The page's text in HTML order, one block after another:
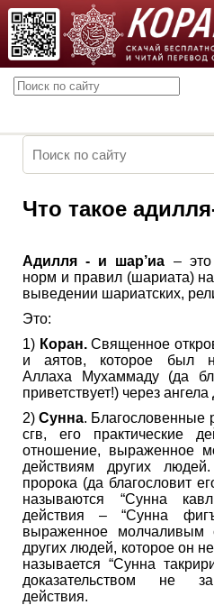
Что такое
Адилля - и шар’иа – это
норм и правил (шариата)
выведении шариатских,
Это:
1) Коран.Священное
и аятов, которое был
Аллаха Мухаммаду (да
приветствует!) через
2)Сунна. Благословенные
сгв, его практические
отношение, выраженное
действиям других
пророка (да благословит
называются “Сунна
действия – “Сунна
выраженное молчаливым
других людей, которое он
называется “Сунна
доказательством не
действия.